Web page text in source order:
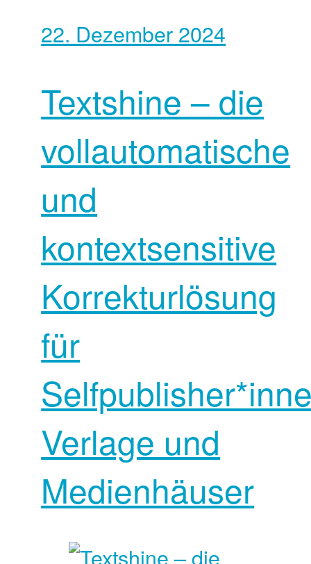
22. Dezember 2024
Textshine – die
vollautomatische
und
kontextsensitive
Korrekturlösung
für
Verlage und
Medienhäuser